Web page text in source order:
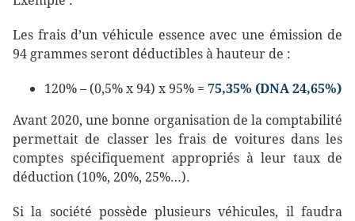
Les frais d’un véhicule essence avec une émission de
94 grammes seront déductibles à hauteur de :
120% – (0,5% x 94) x 95% = 75,35% (DNA 24,65%)
Avant 2020, une bonne organisation de la comptabilité
permettait de classer les frais de voitures dans les
comptes spécifiquement appropriés à leur taux de
déduction (10%, 20%, 25%…).
Si la société possède plusieurs véhicules, il faudra